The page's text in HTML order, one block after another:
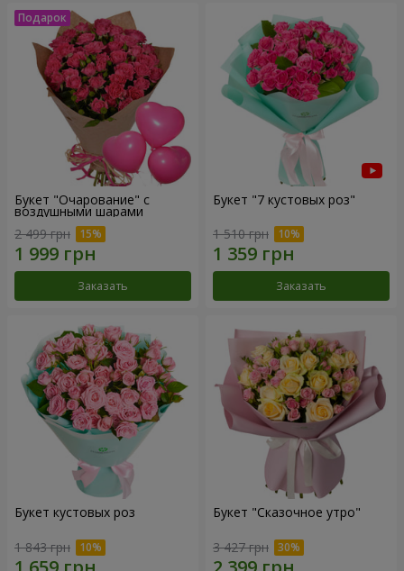
Букет "Очарование" с
воздушными шарами
2 499 грн
Заказать
Букет "7 кустовых роз"
1 510 грн
Заказать
Букет кустовых роз
1 843 грн
Букет "Сказочное утро"
3 427 грн